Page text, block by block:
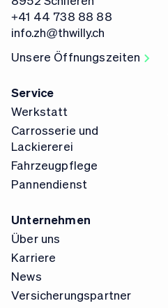
+41 44 738 88 88
info.zh@thwilly.ch
Unsere Öffnungszeiten
Service
Werkstatt
Carrosserie und
Lackiererei
Fahrzeugpflege
Pannendienst
Unternehmen
Über uns
Karriere
News
Versicherungspartner